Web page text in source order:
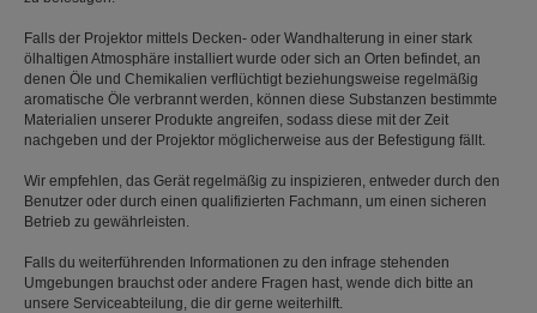
Falls der Projektor mittels Decken- oder Wandhalterung in einer stark
ölhaltigen Atmosphäre installiert wurde oder sich an Orten befindet, an
denen Öle und Chemikalien verflüchtigt beziehungsweise regelmäßig
aromatische Öle verbrannt werden, können diese Substanzen bestimmte
Materialien unserer Produkte angreifen, sodass diese mit der Zeit
nachgeben und der Projektor möglicherweise aus der Befestigung fällt.
Wir empfehlen, das Gerät regelmäßig zu inspizieren, entweder durch den
Benutzer oder durch einen qualifizierten Fachmann, um einen sicheren
Betrieb zu gewährleisten.
Falls du weiterführenden Informationen zu den infrage stehenden
Umgebungen brauchst oder andere Fragen hast, wende dich bitte an
unsere Serviceabteilung, die dir gerne weiterhilft.